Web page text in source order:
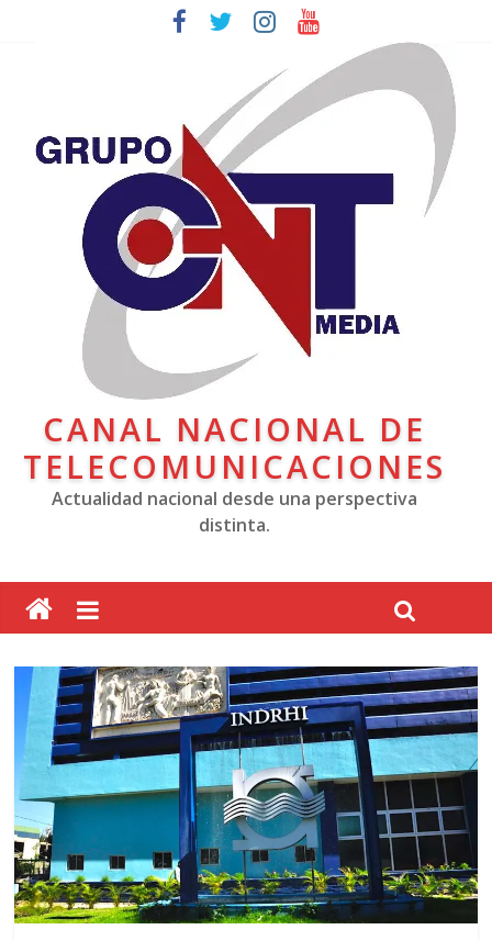
CANAL NACIONAL DE
TELECOMUNICACIONES
Actualidad nacional desde una perspectiva
distinta.